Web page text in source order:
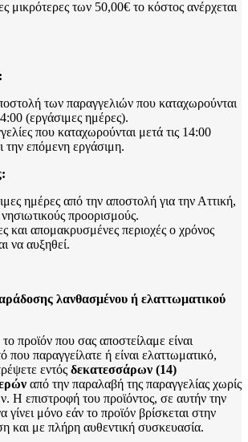
μικρότερες των 50,00€ το κόστος ανέρχεται
των παραγγελιών που καταχωρούνται
(εργάσιμες ημέρες).
που καταχωρούνται μετά τις 14:00
την επόμενη εργάσιμη.
ημέρες από την αποστολή για την Αττική,
προορισμούς.
και απομακρυσμένες περιοχές ο χρόνος
να αυξηθεί.
λανθασμένου ή ελαττωματικού
προϊόν που σας αποστείλαμε είναι
που παραγγείλατε ή είναι ελαττωματικό,
εντός δεκατεσσάρων (14)
από την παραλαβή της παραγγελίας χωρίς
Η επιστροφή του προϊόντος, σε αυτήν την
γίνει μόνο εάν το προϊόν βρίσκεται στην
και με πλήρη αυθεντική συσκευασία.